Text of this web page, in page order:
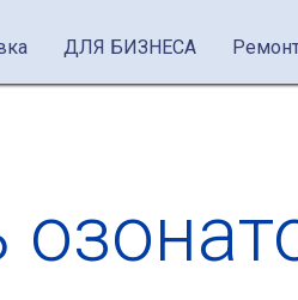
ДЛЯ БИЗНЕСА